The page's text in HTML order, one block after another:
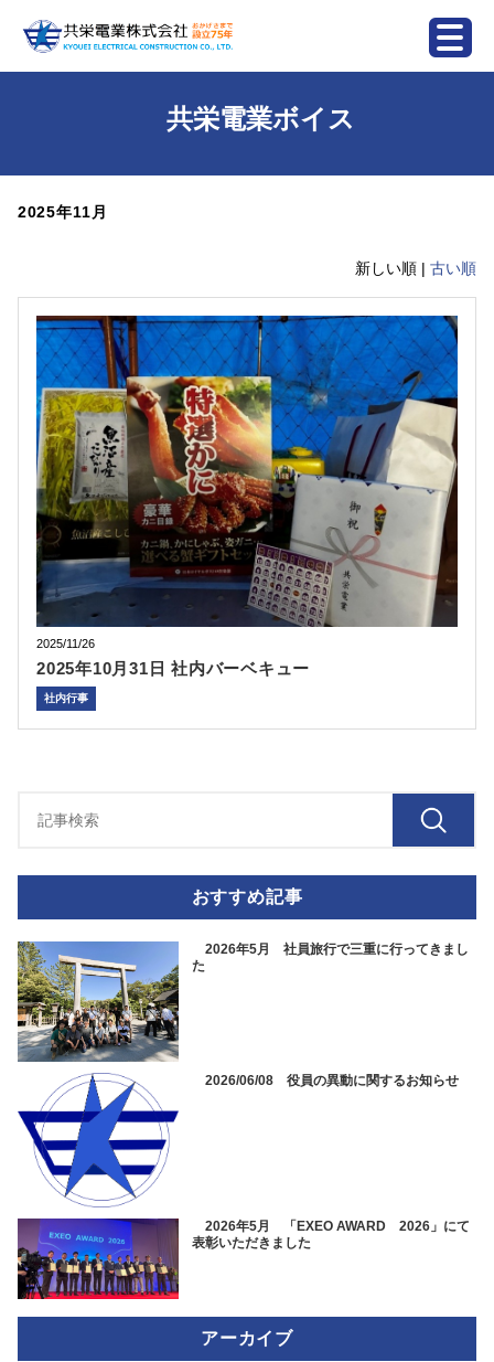
共栄電業ボイス
2025年11月
新しい順 | 古い順
2025/11/26
2025年10月31日 社内バーベキュー
社内行事
おすすめ記事
2026年5月 社員旅行で三重に行ってきまし
た
2026/06/08 役員の異動に関するお知らせ
2026年5月 「EXEO AWARD 2026」にて
表彰いただきました
アーカイブ